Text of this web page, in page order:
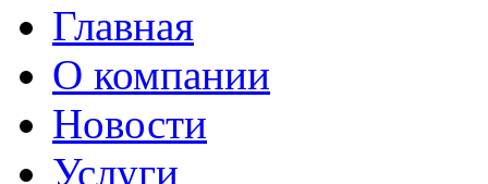
Главная
О компании
Новости
Услуги